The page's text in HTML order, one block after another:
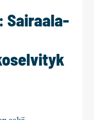
Sairaala-